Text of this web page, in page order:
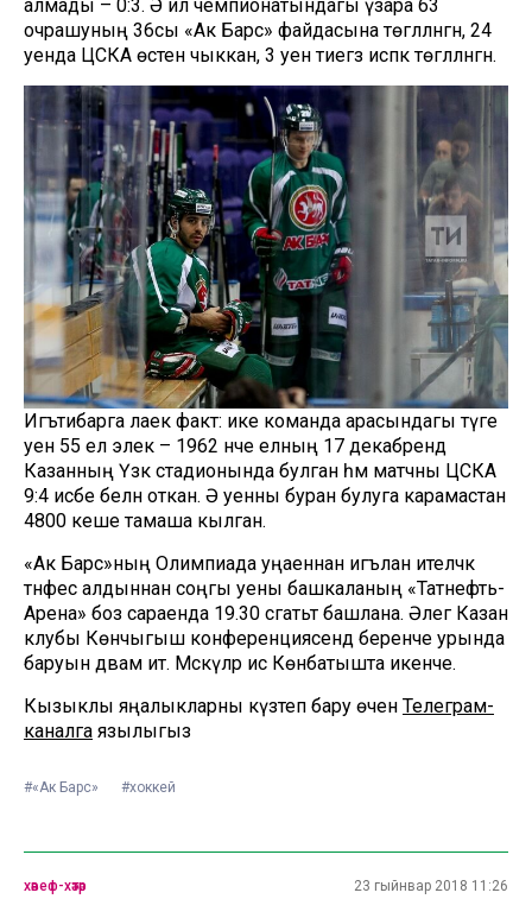
алмады – 0:3. Ә ил чемпионатындагы үзара 63
очрашуның 36сы «Ак Барс» файдасына төгәлләнгән, 24
уенда ЦСКА өстен чыккан, 3 уен тиегз исәпкә төгәлләнгән.
Игътибарга лаек факт: ике команда арасындагы тәүге
уен 55 ел элек – 1962 нче елның 17 декабрендә
Казанның Үзәк стадионында булган һәм матчны ЦСКА
9:4 исәбе белән откан. Ә уенны буран булуга карамастан
4800 кеше тамаша кылган.
«Ак Барс»ның Олимпиада уңаеннан игълан ителәчәк
тәнәфес алдыннан соңгы уены башкаланың «Татнефть-
Арена» боз сараенда 19.30 сәгатьтә башлана. Әлегә Казан
клубы Көнчыгыш конференциясендә беренче урында
баруын дәвам итә. Мәскәүләр исә Көнбатышта икенче.
Кызыклы яңалыкларны күзәтеп бару өчен Телеграм-
каналга язылыгыз
#«Ак Барс» #хоккей
хәвеф-хәтәр 23 гыйнвар 2018 11:26